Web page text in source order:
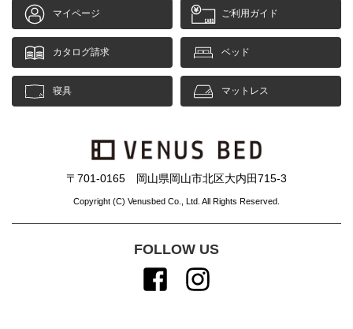
マイページ ご利用ガイド
カタログ請求 ベッド
寝具 マットレス
〒701-0165 岡山県岡山市北区大内田715-3
Copyright (C) Venusbed Co., Ltd. All Rights Reserved.
FOLLOW US